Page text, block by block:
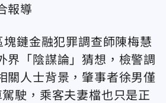
報導
鏈金融犯罪調查師陳梅慧
界「陰謀論」猜想，檢警調
關人士背景，肇事者徐男僅
駛，乘客夫妻檔也只是正